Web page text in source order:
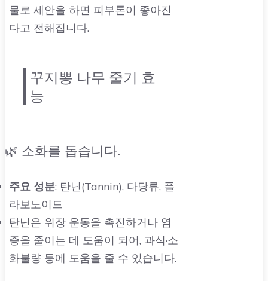
물로 세안을 하면 피부톤이 좋아진
다고 전해집니다.
꾸지뽕 나무 줄기 효
능
🌿 소화를 돕습니다.
주요 성분: 탄닌(Tannin), 다당류, 플
라보노이드
탄닌은 위장 운동을 촉진하거나 염
증을 줄이는 데 도움이 되어, 과식·소
화불량 등에 도움을 줄 수 있습니다.